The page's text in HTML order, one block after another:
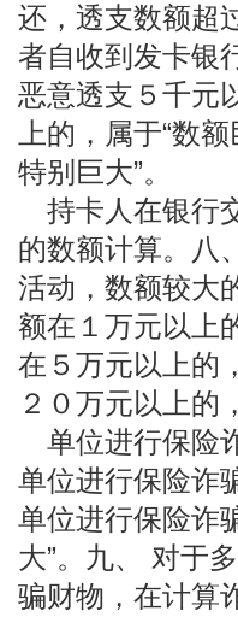
还，透支数额超
者自收到发卡银
恶意透支５千元
上的，属于“数
特别巨大”。
持卡人在银行
的数额计算。八
活动，数额较大
额在１万元以上
在５万元以上的
２０万元以上的
单位进行保险
单位进行保险诈
单位进行保险诈
大”。九、 对于
骗财物，在计算